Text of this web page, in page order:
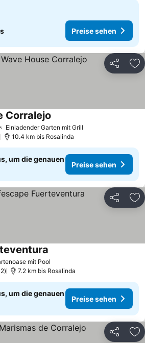
Preise sehen
Teilen
Einladender Garten mit Grill
Corralejo
10.4 km bis Rosalinda
um die genauen
Preise sehen
Teilen
mit Pool
7.2 km bis Rosalinda
um die genauen
Preise sehen
Teilen